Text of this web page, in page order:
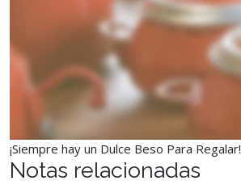
¡Siempre hay un Dulce Beso Para Regalar!
Notas relacionadas